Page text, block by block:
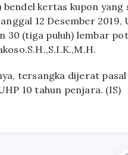
bendel kertas kupon
12 Desember
30 (tiga puluh) lembar
tersangka dijerat
10 tahun penjara. (IS)